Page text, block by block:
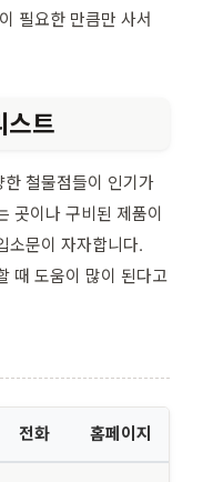
필요한 만큼만 사서
스트
철물점들이 인기가
곳이나 구비된 제품이
소문이 자자합니다.
때 도움이 많이 된다고
전화 홈페이지